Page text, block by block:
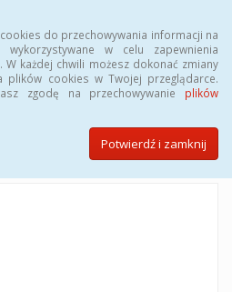
do przechowywania informacji na
w celu zapewnienia
W każdej chwili możesz dokonać zmiany
plików cookies w Twojej przeglądarce.
zgodę na przechowywanie plików
Potwierdź i zamknij
PUBLICZNEJ
Miasta Opola